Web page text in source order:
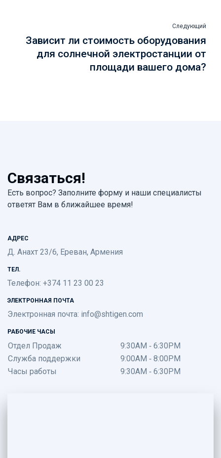
Следующий
Зависит ли стоимость оборудования
для солнечной электростанции от
площади вашего дома?
Связаться!
Есть вопрос? Заполните форму и наши специалисты
ответят Вам в ближайшее время!
АДРЕС
Д. Анахт 23/6, Ереван, Армения
ТЕЛ.
Телефон: +374 11 23 00 23
ЭЛЕКТРОННАЯ ПОЧТА
Электронная почта: info@shtigen.com
РАБОЧИЕ ЧАСЫ
Отдел Продаж
9:30AM - 6:30PM
Служба поддержки
9:00AM - 8:00PM
Часы работы
9:30AM - 6:30PM